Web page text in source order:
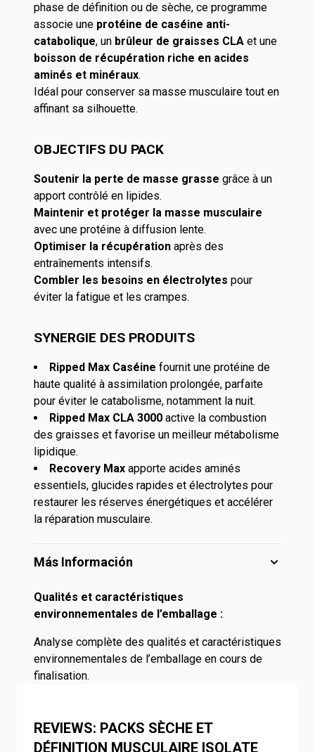
phase de définition ou de sèche, ce programme
associe une protéine de caséine anti-
catabolique, un brûleur de graisses CLA et une
boisson de récupération riche en acides
aminés et minéraux.
Idéal pour conserver sa masse musculaire tout en
affinant sa silhouette.
OBJECTIFS DU PACK
Soutenir la perte de masse grasse grâce à un
apport contrôlé en lipides.
Maintenir et protéger la masse musculaire
avec une protéine à diffusion lente.
Optimiser la récupération après des
entraînements intensifs.
Combler les besoins en électrolytes pour
éviter la fatigue et les crampes.
SYNERGIE DES PRODUITS
Ripped Max Caséine fournit une protéine de
haute qualité à assimilation prolongée, parfaite
pour éviter le catabolisme, notamment la nuit.
Ripped Max CLA 3000 active la combustion
des graisses et favorise un meilleur métabolisme
lipidique.
Recovery Max apporte acides aminés
essentiels, glucides rapides et électrolytes pour
restaurer les réserves énergétiques et accélérer
la réparation musculaire.
Más Información
Qualités et caractéristiques
environnementales de l’emballage :
Analyse complète des qualités et caractéristiques
environnementales de l’emballage en cours de
finalisation.
REVIEWS: PACKS SÈCHE ET
DÉFINITION MUSCULAIRE ISOLATE